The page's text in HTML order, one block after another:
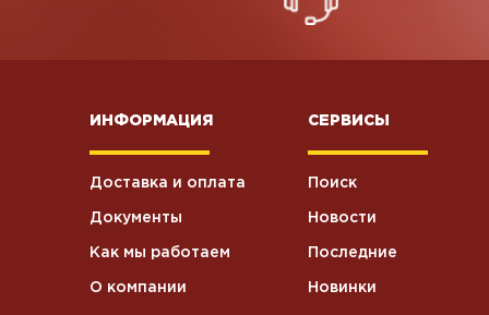
ИНФОРМАЦИЯ
Доставка и оплата
Документы
Как мы работаем
О компании
СЕРВИСЫ
Поиск
Новости
Последние
Новинки